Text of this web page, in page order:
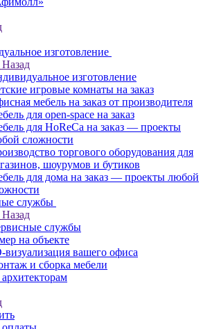
изготовление
Назад
изготовление
игровые комнаты на заказ
мебель на заказ от производителя
для open-space на заказ
для HoReCa на заказ — проекты
сложности
торгового оборудования для
шоурумов и бутиков
для дома на заказ — проекты любой
службы
Назад
службы
на объекте
визуализация вашего офиса
и сборка мебели